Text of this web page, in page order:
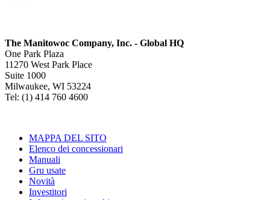
The Manitowoc Company, Inc. - Global HQ
One Park Plaza
11270 West Park Place
Suite 1000
Milwaukee, WI 53224
Tel: (1) 414 760 4600
MAPPA DEL SITO
Elenco dei concessionari
Manuali
Gru usate
Novità
Investitori